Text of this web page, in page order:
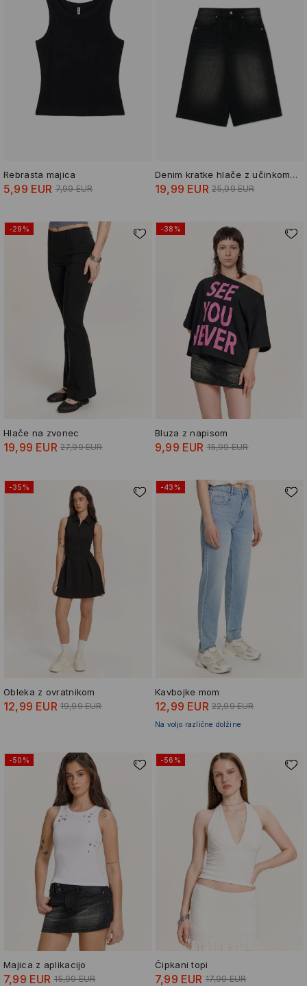
Rebrasta majica
5,99 EUR 7,99 EUR
Denim kratke hlače z učinkom pranja
19,99 EUR 25,99 EUR
-29%
Hlače na zvonec
19,99 EUR 27,99 EUR
-38%
Bluza z napisom
9,99 EUR 15,99 EUR
-35%
Obleka z ovratnikom
12,99 EUR 19,99 EUR
-43%
Kavbojke mom
12,99 EUR 22,99 EUR
Na voljo različne dolžine
-50%
Majica z aplikacijo
7,99 EUR 15,99 EUR
-56%
Čipkani topi
7,99 EUR 17,99 EUR